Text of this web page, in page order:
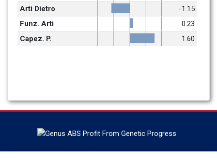
Arti Dietro
-1.15
Funz. Arti
0.23
Capez. P.
1.60